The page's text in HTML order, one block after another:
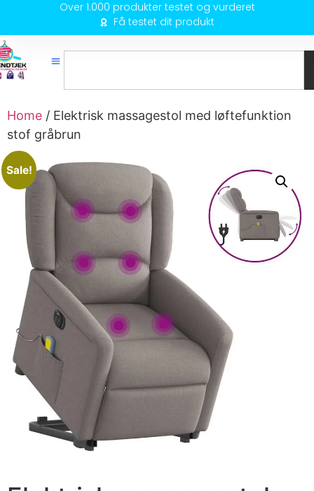
Over 1.000 produkter testet og vurderet
Få testet dit produkt
Home / Elektrisk massagestol med løftefunktion
stof gråbrun
Sale!